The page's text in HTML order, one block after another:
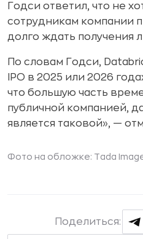
Годси ответил, что не
сотрудникам компании
долго ждать получения
По словам Годси,
IPO в 2025 или 2026
что большую часть
публичной компанией,
является таковой», —
Фото на обложке: Tada
Поделиться: